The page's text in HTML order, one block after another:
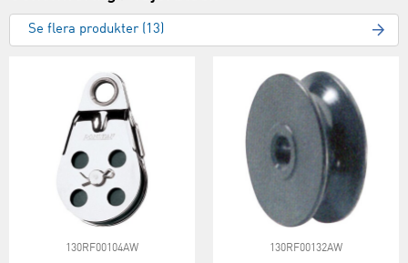
Se flera produkter (13)
130RF00104AW 130RF00132AW